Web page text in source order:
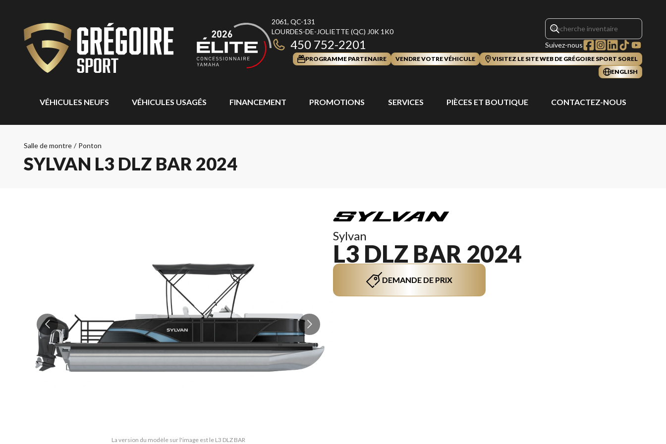
2061, QC-131
LOURDES-DE-JOLIETTE (QC) J0K 1K0
450 752-2201 Suivez-nous
PROGRAMME PARTENAIRE VENDRE VOTRE VÉHICULE
VISITEZ LE SITE WEB DE GRÉGOIRE SPORT SOREL
ENGLISH
VÉHICULES NEUFS VÉHICULES USAGÉS FINANCEMENT PROMOTIONS SERVICES PIÈCES ET BOUTIQUE CONTACTEZ-NOUS
Salle de montre / Ponton
SYLVAN L3 DLZ BAR 2024
La version du modèle sur l'image est le L3 DLZ BAR
Sylvan
L3 DLZ BAR 2024
DEMANDE DE PRIX